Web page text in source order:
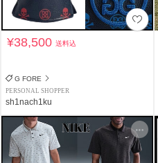
¥38,500送料込
G FORE
PERSONAL SHOPPER
sh1nach1ku